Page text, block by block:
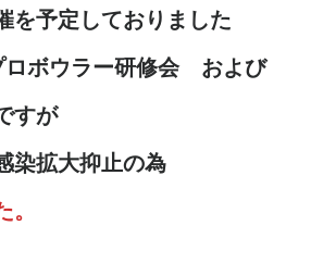
を予定しておりました
ロボウラー研修会 および
すが
染拡大抑止の為